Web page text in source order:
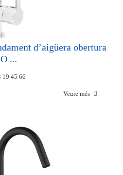
d’aigüera obertura
...
19 45 66
Veure més